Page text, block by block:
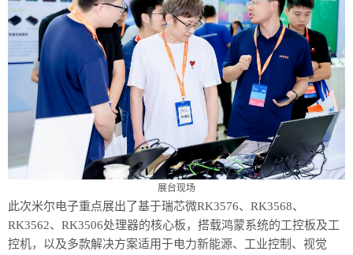
展台现场
此次米尔电子重点展出了基于瑞芯微RK3576、RK3568、
RK3562、RK3506处理器的核心板，搭载鸿蒙系统的工控板及工
控机，以及多款解决方案适用于电力新能源、工业控制、视觉